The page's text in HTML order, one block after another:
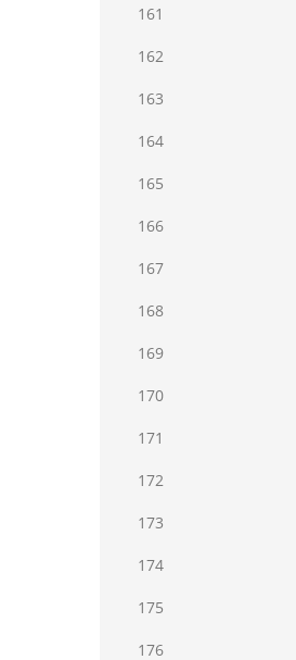
161
162
163
164
165
166
167
168
169
170
171
172
173
174
175
176